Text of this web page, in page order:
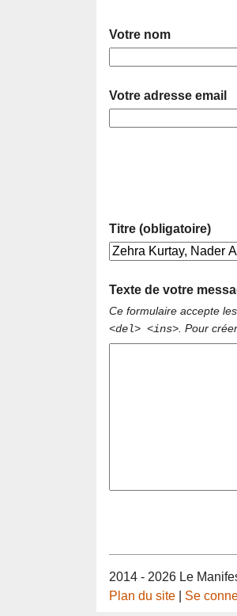
Votre nom
Votre adresse email
Titre (obligatoire)
Texte de votre
Ce formulaire accepte
<del> <ins> . Pour
2014 - 2026 Le
Plan du site
Se